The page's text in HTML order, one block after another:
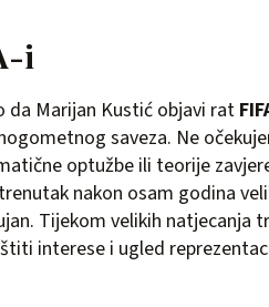
i
da Marijan Kustić objavi rat
saveza. Ne
optužbe ili teorije
nakon osam godina
Tijekom velikih natjecanja
interese i ugled